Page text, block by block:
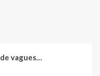
vagues…